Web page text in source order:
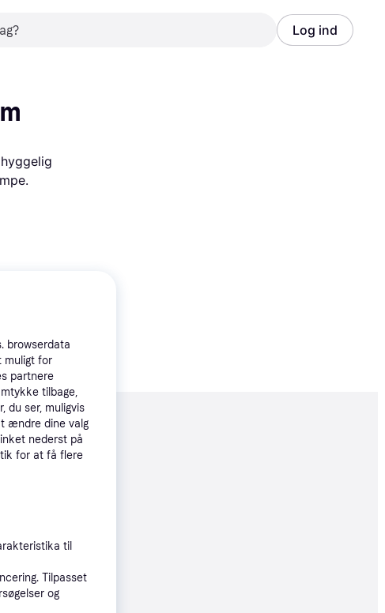
Log ind
Promoveret
469 kr.
Eller 156 kr./md.
browserdata
muligt for
partnere
tilbage,
du ser, muligvis
ændre dine valg
nederst på
for at få flere
til
Tilpasset
og